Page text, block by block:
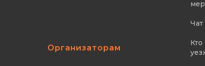
Организаторам